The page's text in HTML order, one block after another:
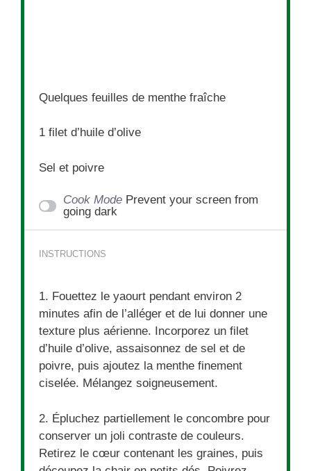
Quelques feuilles de menthe fraîche
1 filet d’huile d’olive
Sel et poivre
Cook Mode Prevent your screen from
going dark
INSTRUCTIONS
1. Fouettez le yaourt pendant environ 2
minutes afin de l’alléger et de lui donner une
texture plus aérienne. Incorporez un filet
d’huile d’olive, assaisonnez de sel et de
poivre, puis ajoutez la menthe finement
ciselée. Mélangez soigneusement.
2. Épluchez partiellement le concombre pour
conserver un joli contraste de couleurs.
Retirez le cœur contenant les graines, puis